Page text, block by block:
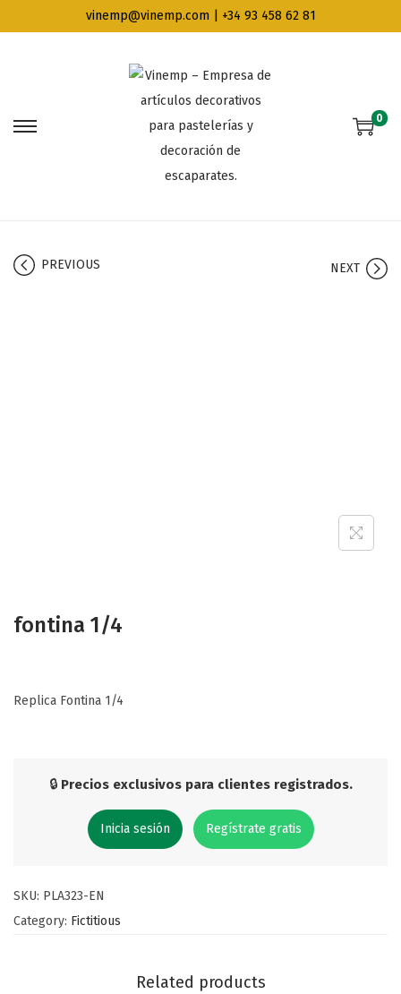
vinemp@vinemp.com | +34 93 458 62 81
0
PREVIOUS NEXT
fontina 1/4
Replica Fontina 1/4
🔒 Precios exclusivos para clientes registrados.
Inicia sesión Regístrate gratis
SKU: PLA323-EN
Category: Fictitious
Related products